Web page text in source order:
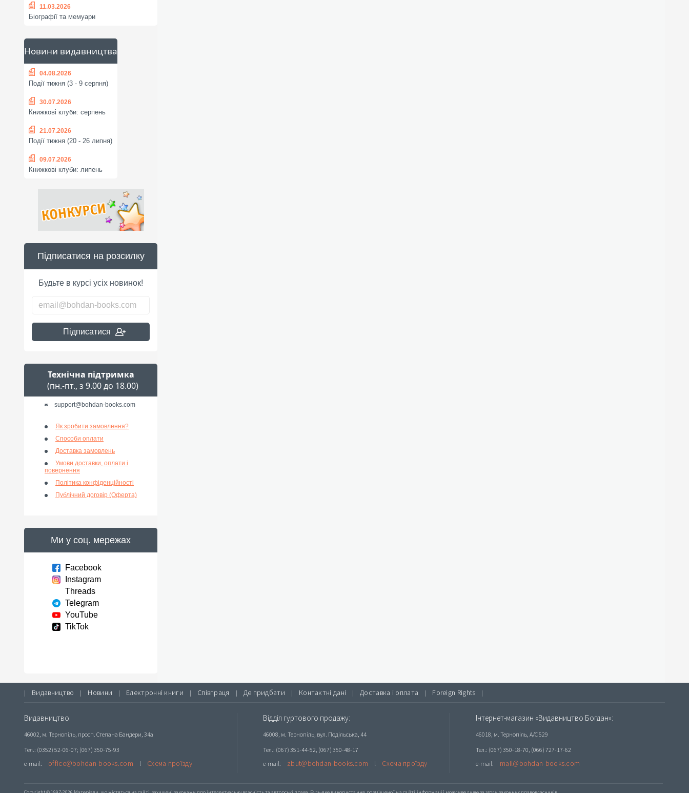
11.03.2026
Біографії та мемуари
Новини видавництва
04.08.2026
Події тижня (3 - 9 серпня)
30.07.2026
Книжкові клуби: серпень
21.07.2026
Події тижня (20 - 26 липня)
09.07.2026
Книжкові клуби: липень
Підписатися на розсилку
Будьте в курсі усіх новинок!
Підписатися
Технічна підтримка
(пн.-пт., з 9.00 до 18.00)
support@bohdan-books.com
Як зробити замовлення?
Способи оплати
Доставка замовлень
Умови доставки, оплати і
повернення
Політика конфіденційності
Публічний договір (Оферта)
Ми у соц. мережах
Facebook
Instagram
Threads
Telegram
YouTube
TikTok
| Видавництво | Новини | Електронні книги | Співпраця | Де придбати | Контактні дані | Доставка і оплата | Foreign Rights |
Видавництво:
46002, м. Тернопіль, просп. Степана Бандери, 34а
Тел.: (0352) 52-06-07; (067) 350-75-93
e-mail:
office@bohdan-books.com l Схема проїзду
Відділ гуртового продажу:
46008, м. Тернопіль, вул. Подільська, 44
Тел.: (067) 351-44-52, (067) 350-48-17
e-mail:
zbut@bohdan-books.com l Схема проїзду
Інтернет-магазин «Видавництво Богдан»:
46018, м. Тернопіль, А/С 529
Тел.: (067) 350-18-70, (066) 727-17-62
e-mail:
mail@bohdan-books.com